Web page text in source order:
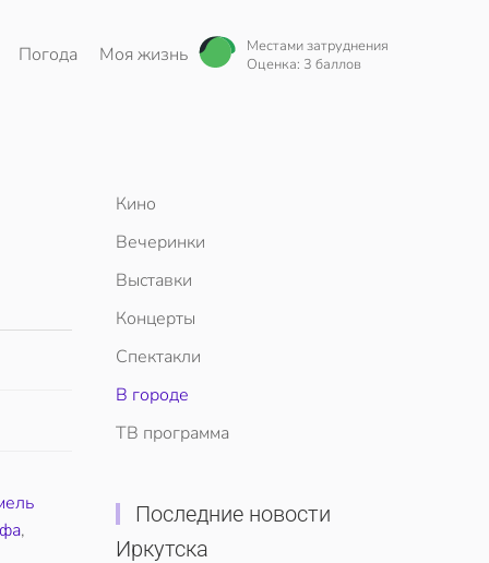
Погода Моя жизнь
Местами затруднения
Оценка: 3 баллов
,
Кино
Вечеринки
Выставки
Концерты
Спектакли
В городе
ТВ программа
Последние новости
Иркутска